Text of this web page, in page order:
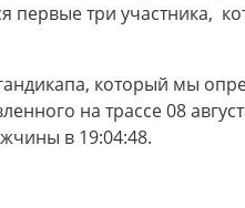
первые три участника,
который мы
на трассе 08
в 19:04:48.